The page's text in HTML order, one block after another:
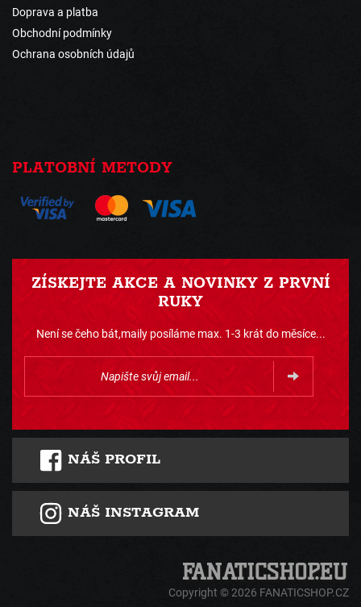
Doprava a platba
Obchodní podmínky
Ochrana osobních údajů
PLATOBNÍ METODY
ZÍSKEJTE AKCE A NOVINKY Z PRVNÍ
RUKY
Není se čeho bát,maily posíláme max. 1-3 krát do měsíce...
NÁŠ PROFIL
NÁŠ INSTAGRAM
Copyright © 2026 FANATICSHOP.CZ